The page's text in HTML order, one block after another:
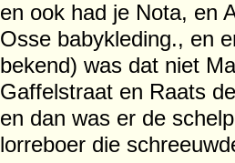
en ook had je Nota, en
Osse babykleding., en
bekend) was dat niet
Gaffelstraat en Raats
en dan was er de
lorreboer die